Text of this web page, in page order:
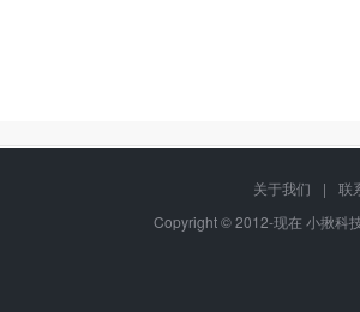
关于我们 | 联
Copyright © 2012-现在 小揪科